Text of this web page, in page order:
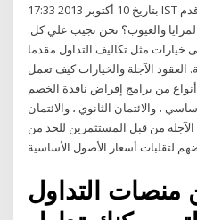
بتاريخ 10 أكتوبر 2013 17:33 IST في حوار عبر الانترنت مع المضي قدم
والعيوب؟ نحن نجيب علي كل.
خيارات مثل تكاليف التداول مقدما
الآجلة والخيارات كيف تعمل
أنواع من برامج إقراض نافذة الخصم
، والائتمان الثانوي ، والائتمان
من قبل المستثمرين للحد من
منصات التداول